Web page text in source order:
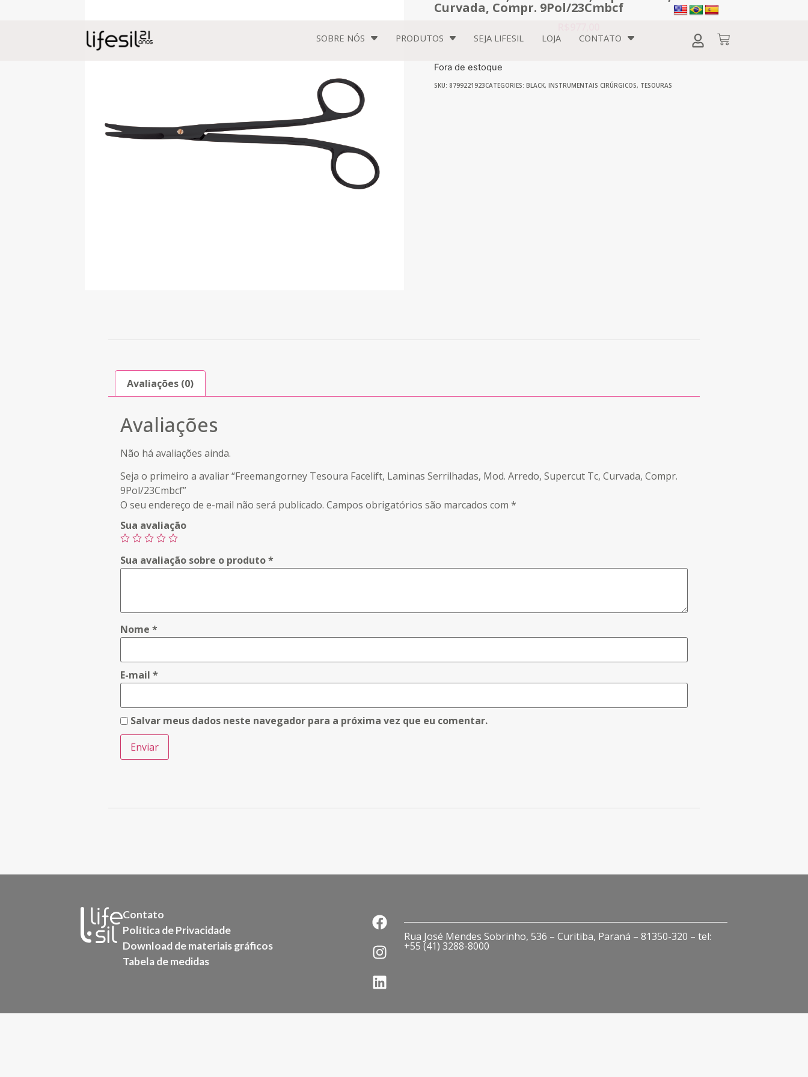
SOBRE NÓS PRODUTOS SEJA LIFESIL LOJA CONTATO
Curvada, Compr. 9Pol/23Cmbcf
Fora de estoque
SKU: 8799221923CATEGORIES: BLACK, INSTRUMENTAIS CIRÚRGICOS, TESOURAS
Avaliações (0)
Avaliações
Não há avaliações ainda.
Seja o primeiro a avaliar “Freemangorney Tesoura Facelift, Laminas Serrilhadas, Mod. Arredo, Supercut Tc, Curvada, Compr.
9Pol/23Cmbcf”
O seu endereço de e-mail não será publicado. Campos obrigatórios são marcados com *
Sua avaliação
Sua avaliação sobre o produto*
Nome *
E-mail *
Salvar meus dados neste navegador para a próxima vez que eu comentar.
Contato
Política de Privacidade
Download de materiais gráficos
Tabela de medidas
Rua José Mendes Sobrinho, 536 – Curitiba, Paraná – 81350-320 – tel:
+55 (41) 3288-8000